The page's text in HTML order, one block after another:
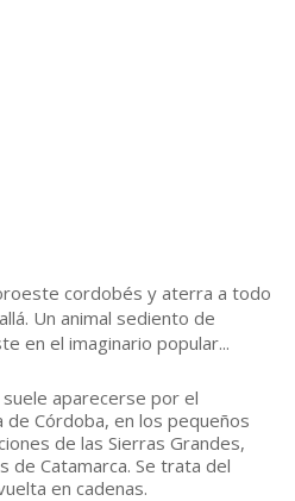
cordobés y aterra a todo
Un animal sediento de
en el imaginario popular...
suele aparecerse por el
Córdoba, en los pequeños
de las Sierras Grandes,
de Catamarca. Se trata del
en cadenas.